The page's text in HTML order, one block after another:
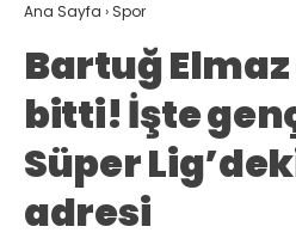
Ana Sayfa › Spor
Bartuğ
bitti! İşte
Süper
adresi